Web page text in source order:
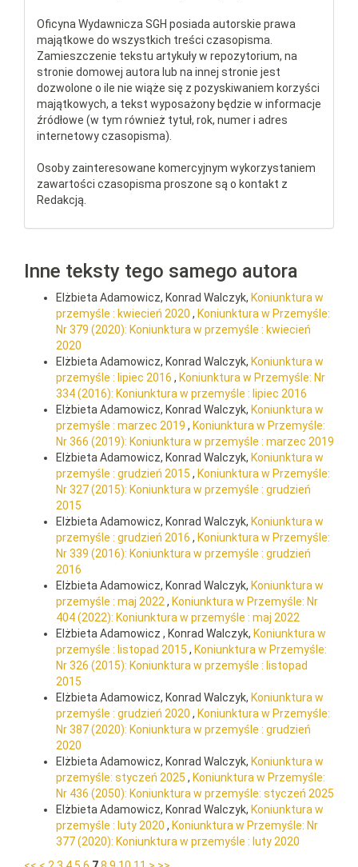
Oficyna Wydawnicza SGH posiada autorskie prawa
majątkowe do wszystkich treści czasopisma.
Zamieszczenie tekstu artykuły w repozytorium, na
stronie domowej autora lub na innej stronie jest
dozwolone o ile nie wiąże się z pozyskiwaniem korzyści
majątkowych, a tekst wyposażony będzie w informacje
źródłowe (w tym również tytuł, rok, numer i adres
internetowy czasopisma).
Osoby zainteresowane komercyjnym wykorzystaniem
zawartości czasopisma proszone są o kontakt z
Redakcją.
Inne teksty tego samego autora
Elżbieta Adamowicz, Konrad Walczyk, Koniunktura w
przemyśle : kwiecień 2020 , Koniunktura w Przemyśle:
Nr 379 (2020): Koniunktura w przemyśle : kwiecień
2020
Elżbieta Adamowicz, Konrad Walczyk, Koniunktura w
przemyśle : lipiec 2016 , Koniunktura w Przemyśle: Nr
334 (2016): Koniunktura w przemyśle : lipiec 2016
Elżbieta Adamowicz, Konrad Walczyk, Koniunktura w
przemyśle : marzec 2019 , Koniunktura w Przemyśle:
Nr 366 (2019): Koniunktura w przemyśle : marzec 2019
Elżbieta Adamowicz, Konrad Walczyk, Koniunktura w
przemyśle : grudzień 2015 , Koniunktura w Przemyśle:
Nr 327 (2015): Koniunktura w przemyśle : grudzień
2015
Elżbieta Adamowicz, Konrad Walczyk, Koniunktura w
przemyśle : grudzień 2016 , Koniunktura w Przemyśle:
Nr 339 (2016): Koniunktura w przemyśle : grudzień
2016
Elżbieta Adamowicz, Konrad Walczyk, Koniunktura w
przemyśle : maj 2022 , Koniunktura w Przemyśle: Nr
404 (2022): Koniunktura w przemyśle : maj 2022
Elżbieta Adamowicz , Konrad Walczyk, Koniunktura w
przemyśle : listopad 2015 , Koniunktura w Przemyśle:
Nr 326 (2015): Koniunktura w przemyśle : listopad
2015
Elżbieta Adamowicz, Konrad Walczyk, Koniunktura w
przemyśle : grudzień 2020 , Koniunktura w Przemyśle:
Nr 387 (2020): Koniunktura w przemyśle : grudzień
2020
Elżbieta Adamowicz, Konrad Walczyk, Koniunktura w
przemyśle: styczeń 2025 , Koniunktura w Przemyśle:
Nr 436 (2050): Koniunktura w przemyśle: styczeń 2025
Elżbieta Adamowicz, Konrad Walczyk, Koniunktura w
przemyśle : luty 2020 , Koniunktura w Przemyśle: Nr
377 (2020): Koniunktura w przemyśle : luty 2020